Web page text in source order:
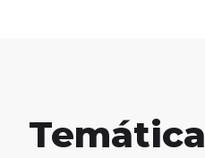
Temática